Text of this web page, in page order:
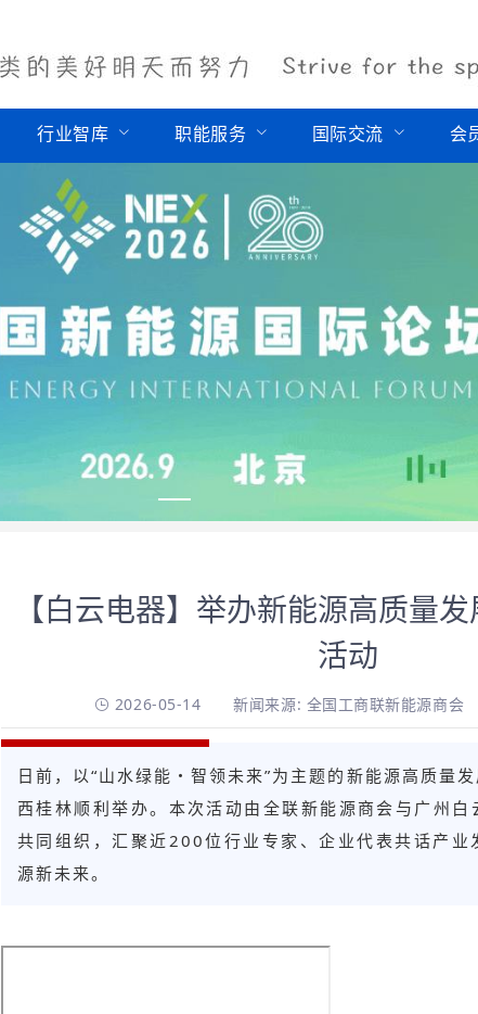
行业智库 职能服务 国际交流 会
【白云电器】举办新能源高质量
活动
2026-05-14 新闻来源: 全国工商联新能源商会
日前，以“山水绿能・智领未来”为主题的新能源高质量
西桂林顺利举办。本次活动由全联新能源商会与广州白
共同组织，汇聚近200位行业专家、企业代表共话产业
源新未来。